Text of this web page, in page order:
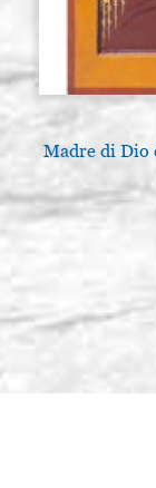
Madre di Dio